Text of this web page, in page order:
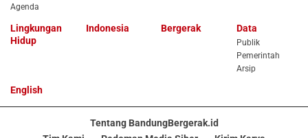
Agenda
Lingkungan
Hidup
Indonesia Bergerak Data
Publik
Pemerintah
Arsip
English
Tentang BandungBergerak.id